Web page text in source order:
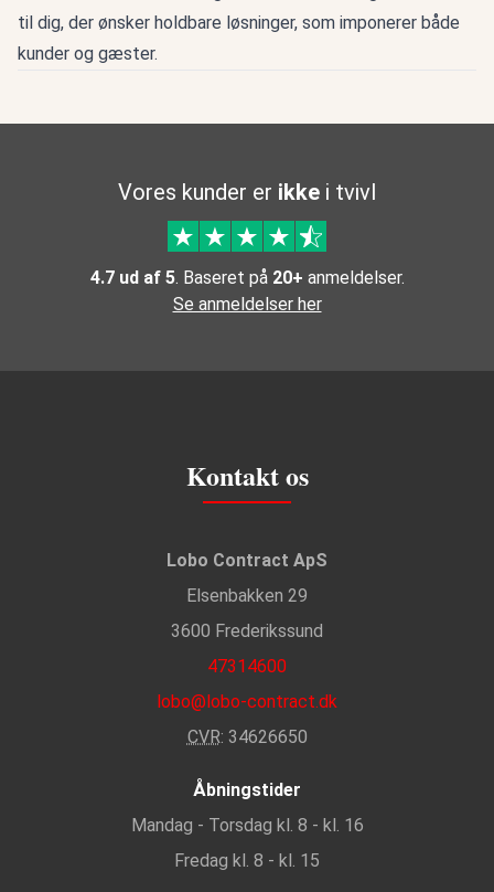
til dig, der ønsker holdbare løsninger, som imponerer både
kunder og gæster.
Vores kunder er ikke i tvivl
4.7 ud af 5. Baseret på 20+ anmeldelser.
Se anmeldelser her
Kontakt os
Lobo Contract ApS
Elsenbakken 29
3600 Frederikssund
47314600
lobo@lobo-contract.dk
CVR: 34626650
Åbningstider
Mandag - Torsdag kl. 8 - kl. 16
Fredag kl. 8 - kl. 15